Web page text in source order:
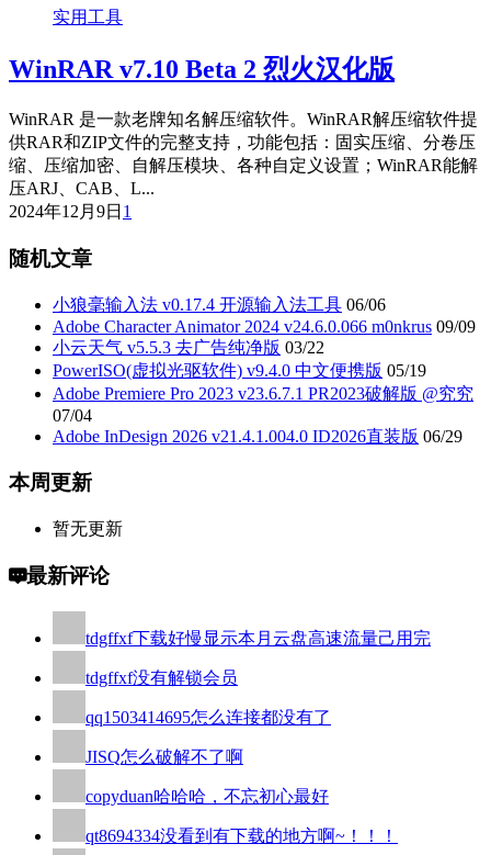
实用工具
WinRAR v7.10 Beta 2 烈火汉化版
WinRAR 是一款老牌知名解压缩软件。WinRAR解压缩软件提
供RAR和ZIP文件的完整支持，功能包括：固实压缩、分卷压
缩、压缩加密、自解压模块、各种自定义设置；WinRAR能解
压ARJ、CAB、L...
2024年12月9日 1
随机文章
小狼毫输入法 v0.17.4 开源输入法工具 06/06
Adobe Character Animator 2024 v24.6.0.066 m0nkrus 09/09
小云天气 v5.5.3 去广告纯净版 03/22
PowerISO(虚拟光驱软件) v9.4.0 中文便携版 05/19
Adobe Premiere Pro 2023 v23.6.7.1 PR2023破解版 @究究
07/04
Adobe InDesign 2026 v21.4.1.004.0 ID2026直装版 06/29
本周更新
暂无更新
最新评论
tdgffxf下载好慢显示本月云盘高速流量己用完
tdgffxf没有解锁会员
qq1503414695怎么连接都没有了
JISQ怎么破解不了啊
copyduan哈哈哈，不忘初心最好
qt8694334没看到有下载的地方啊~！！！